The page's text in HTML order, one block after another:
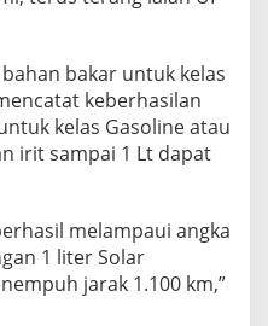
bakar untuk kelas
keberhasilan
kelas Gasoline atau
irit sampai 1 Lt dapat
melampaui angka
1 liter Solar
jarak 1.100 km,”